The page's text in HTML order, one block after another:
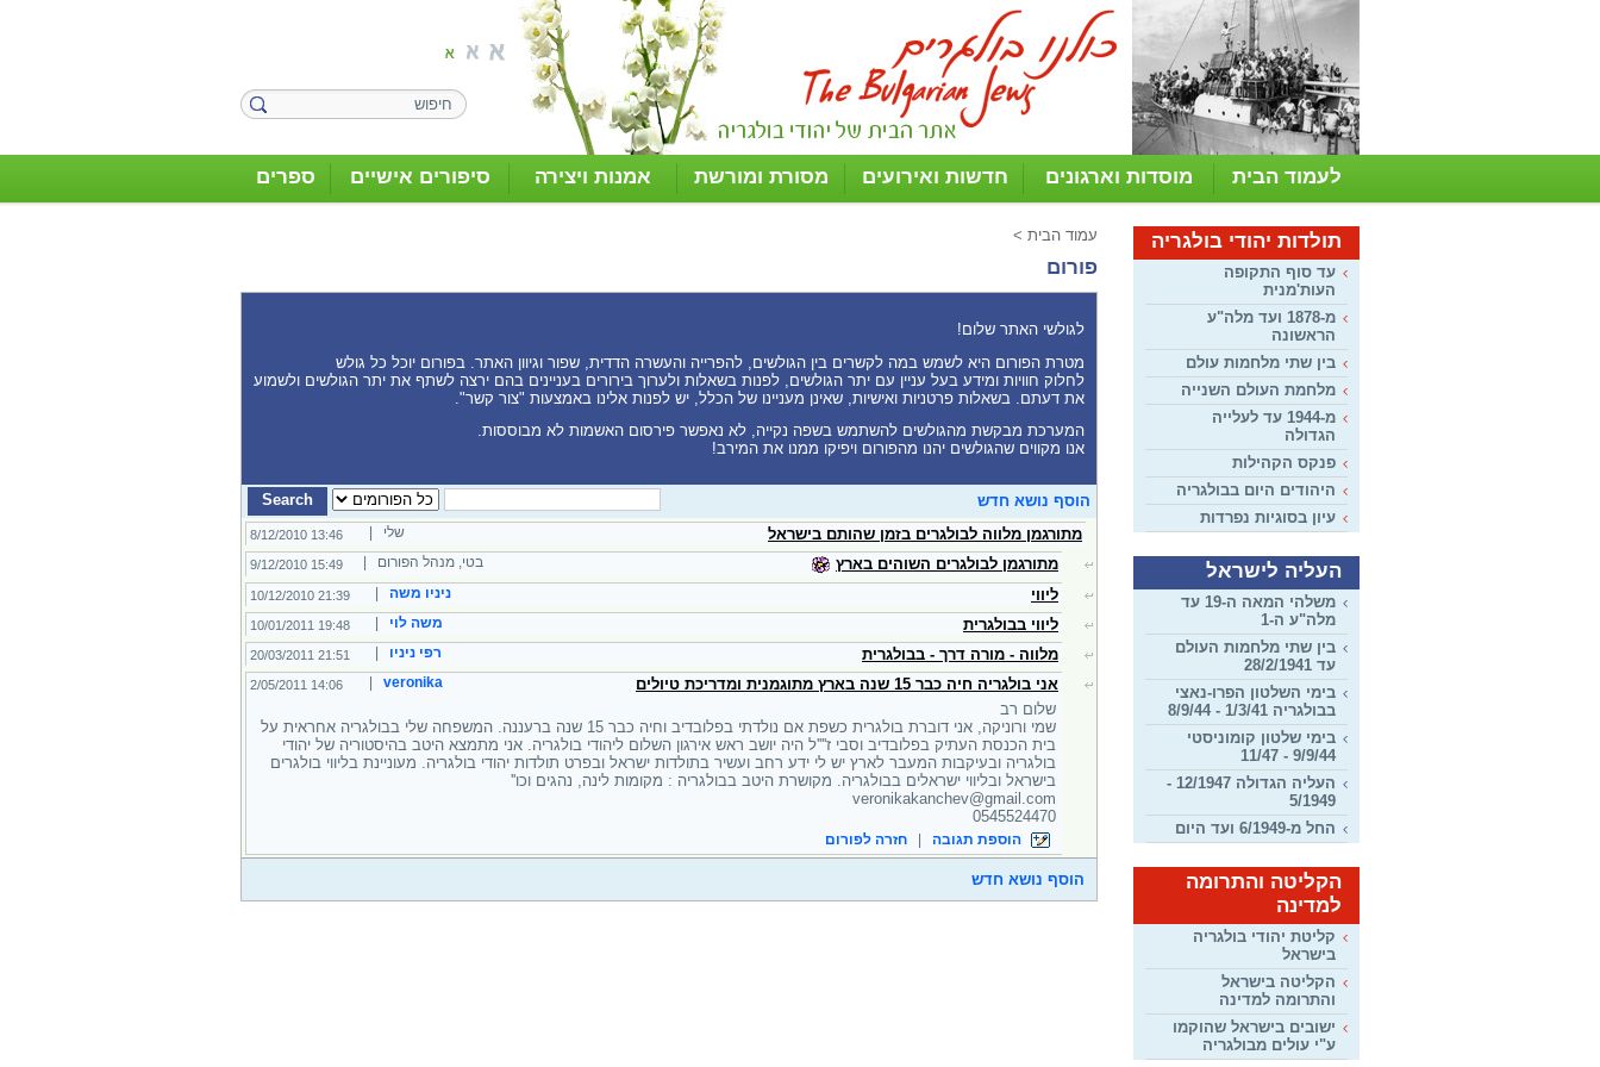
לעמוד הבית מוסדות וארגונים חדשות ואירועים מסורת ומורשת אמנות ויצירה סיפורים אישיים ספרים
תולדות יהודי בולגריה
עד סוף התקופה
העות'מנית
מ-1878 ועד מלה"ע
הראשונה
בין שתי מלחמות עולם
מלחמת העולם השנייה
מ-1944 עד לעלייה
הגדולה
פנקס הקהילות
היהודים היום בבולגריה
עיון בסוגיות נפרדות
העליה לישראל
משלהי המאה ה-19 עד
מלה"ע ה-1
בין שתי מלחמות העולם
עד 28/2/1941
בימי השלטון הפרו-נאצי
בבולגריה 1/3/41 - 8/9/44
בימי שלטון קומוניסטי
9/9/44 - 11/47
העליה הגדולה 12/1947 -
5/1949
החל מ-6/1949 ועד היום
הקליטה והתרומה
למדינה
קליטת יהודי בולגריה
בישראל
הקליטה בישראל
והתרומה למדינה
ישובים בישראל שהוקמו
ע"י עולים מבולגריה
עמוד הבית >
פורום
לגולשי האתר שלום!
מטרת הפורום היא לשמש במה לקשרים בין הגולשים, להפרייה והעשרה הדדית, שפור וגיוון האתר. בפורום יוכל כל גולש
לחלוק חוויות ומידע בעל עניין עם יתר הגולשים, לפנות בשאלות ולערוך בירורים בעניינים בהם ירצה לשתף את יתר הגולשים ולשמוע
את דעתם. בשאלות פרטניות ואישיות, שאינן מעניינו של הכלל, יש לפנות אלינו באמצעות "צור קשר".
המערכת מבקשת מהגולשים להשתמש בשפה נקייה, לא נאפשר פירסום האשמות לא מבוססות.
אנו מקווים שהגולשים יהנו מהפורום ויפיקו ממנו את המירב!
הוסף נושא חדש
מתורגמן מלווה לבולגרים בזמן שהותם בישראל
שלי | 13:46 8/12/2010
מתורגמן לבולגרים השוהים בארץ בטי, מנהל הפורום | 15:49 9/12/2010
ליווי ניניו משה 21:39 10/12/2010
ליווי בבולגרית משה לוי 19:48 10/01/2011
מלווה - מורה דרך - בבולגרית רפי ניניו 21:51 20/03/2011
אני בולגריה חיה כבר 15 שנה בארץ מתוגמנית ומדריכת טיולים veronika
14:06 2/05/2011
שלום רב
שמי ורוניקה, אני דוברת בולגרית כשפת אם נולדתי בפלובדיב וחיה כבר 15 שנה ברעננה. המשפחה שלי בבולגריה אחראית על
בית הכנסת העתיק בפלובדיב וסבי ז''''ל היה יושב ראש אירגון השלום ליהודי בולגריה. אני מתמצא היטב בהיסטוריה של יהודי
בולגריה ובעיקבות המעבר לארץ יש לי ידע רחב ועשיר בתולדות ישראל ובפרט תולדות יהודי בולגריה. מעוניינת בליווי בולגרים
בישראל ובליווי ישראלים בבולגריה. מקושרת היטב בבולגריה : מקומות לינה, נהגים וכו''
veronikakanchev@gmail.com
0545524470
הוספת תגובה חזרה לפורום
הוסף נושא חדש